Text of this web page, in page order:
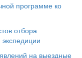
программе ко
отбора
на выездные